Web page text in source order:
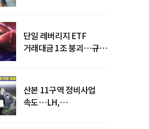
단일 레버리지 ETF
거래대금 1조 붕괴…규제
산본 11구역 정비사업
속도…LH,